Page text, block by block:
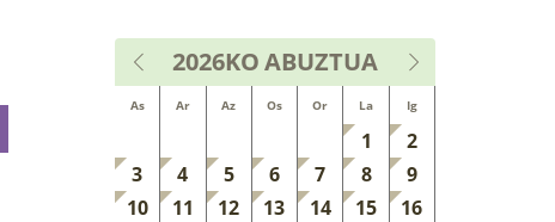
2026KOABUZTUA
As Ar Az Os Or La Ig
1
2
3
4 5 6 7 8
9
10
11 12 13 14 15
16